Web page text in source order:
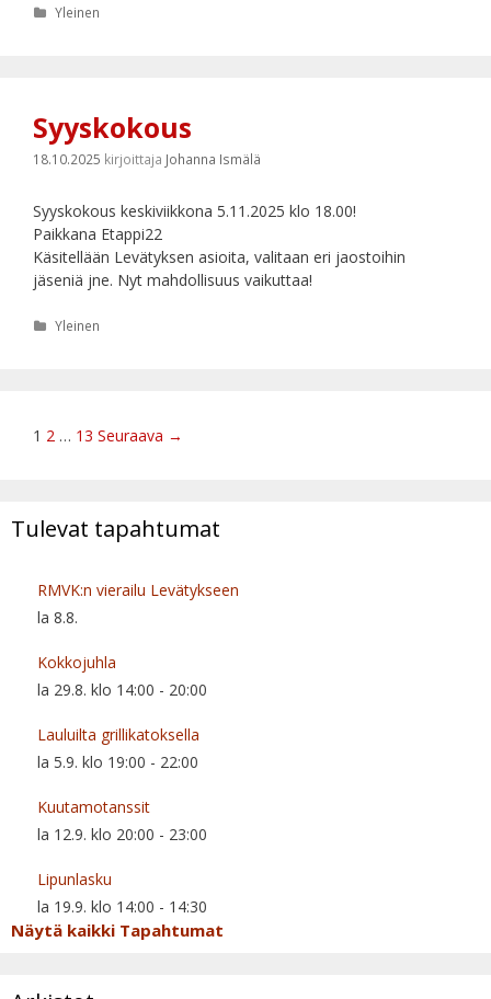
Kategoriat
Yleinen
Syyskokous
18.10.2025 kirjoittaja Johanna Ismälä
Syyskokous keskiviikkona 5.11.2025 klo 18.00!
Paikkana Etappi22
Käsitellään Levätyksen asioita, valitaan eri jaostoihin
jäseniä jne. Nyt mahdollisuus vaikuttaa!
Kategoriat
Yleinen
Artikkelien
1 2 … 13 Seuraava →
Tulevat tapahtumat
RMVK:n vierailu Levätykseen
la 8.8.
Kokkojuhla
la 29.8. klo 14:00 - 20:00
Lauluilta grillikatoksella
la 5.9. klo 19:00 - 22:00
Kuutamotanssit
la 12.9. klo 20:00 - 23:00
Lipunlasku
la 19.9. klo 14:00 - 14:30
Näytä kaikki Tapahtumat